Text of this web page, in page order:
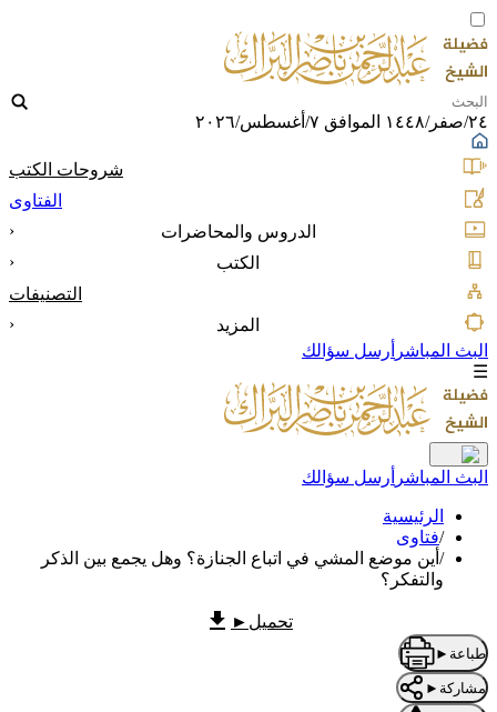
٢٤/صفر/١٤٤٨ الموافق ٧/أغسطس/٢٠٢٦
شروحات الكتب
الفتاوى
الدروس والمحاضرات
‹
الكتب
‹
التصنيفات
المزيد
‹
البث المباشر أرسل سؤالك
☰
البث المباشر أرسل سؤالك
الرئيسية
/فتاوى
/ أين موضع المشي في اتباع الجنازة؟ وهل يجمع بين الذكر
والتفكر؟
تحميل ►
طباعة ►
مشاركة ►